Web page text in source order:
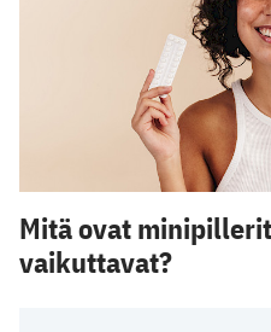
Mitä ovat
vaikuttavat?